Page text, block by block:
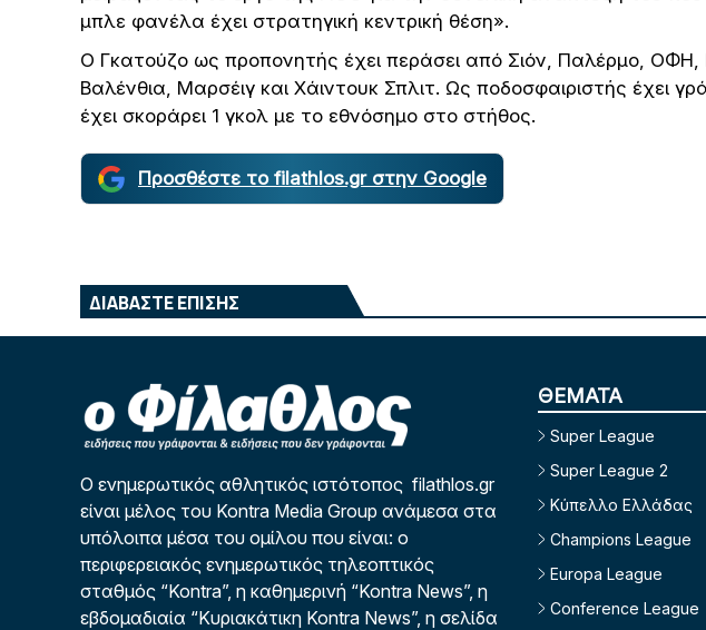
μπλε φανέλα έχει στρατηγική κεντρική θέση».
Ο Γκατούζο ως προπονητής έχει περάσει από Σιόν, Παλέρμο, ΟΦΗ,
Βαλένθια, Μαρσέιγ και Χάιντουκ Σπλιτ. Ως ποδοσφαιριστής έχει
έχει σκοράρει 1 γκολ με το εθνόσημο στο στήθος.
Προσθέστε το filathlos.gr στην Google
ΔΙΑΒΑΣΤΕ ΕΠΙΣΗΣ
Ο ενημερωτικός αθλητικός ιστότοπος filathlos.gr
είναι μέλος του Kontra Media Group ανάμεσα στα
υπόλοιπα μέσα του ομίλου που είναι: ο
περιφερειακός ενημερωτικός τηλεοπτικός
σταθμός “Kontra”, η καθημερινή “Kontra News”, η
εβδομαδιαία “Κυριακάτικη Kontra News”, η σελίδα
ΘΕΜΑΤΑ
Super League
Super League 2
Κύπελλο Ελλάδας
Champions League
Europa League
Conference League